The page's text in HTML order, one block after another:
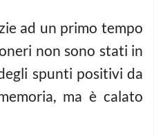
ad un primo tempo
non sono stati in
spunti positivi da
ma è calato